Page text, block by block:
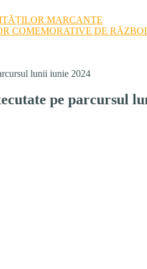
MARCANTE
COMEMORATIVE DE RĂZBOI
lunii iunie 2024
pe parcursul